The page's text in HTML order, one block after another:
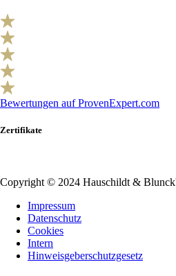
Bewertungen auf ProvenExpert.com
Zertifikate
Copyright © 2024 Hauschildt &
Impressum
Datenschutz
Cookies
Intern
Hinweisgeberschutzgesetz